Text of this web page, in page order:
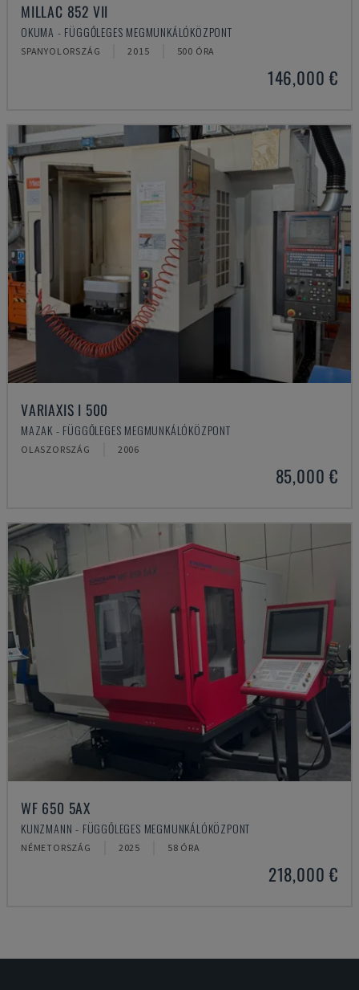
MILLAC 852 VII
OKUMA - FÜGGŐLEGES MEGMUNKÁLÓKÖZPONT
SPANYOLORSZÁG 2015 500 ÓRA
146,000 €
VARIAXIS I 500
MAZAK - FÜGGŐLEGES MEGMUNKÁLÓKÖZPONT
OLASZORSZÁG 2006
85,000 €
WF 650 5AX
KUNZMANN - FÜGGŐLEGES MEGMUNKÁLÓKÖZPONT
NÉMETORSZÁG 2025 58 ÓRA
218,000 €